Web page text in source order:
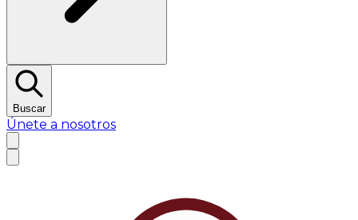
Buscar
Únete a nosotros